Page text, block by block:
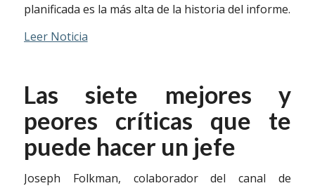
planificada es la más alta de la historia del informe.
Leer Noticia
Las siete mejores y
peores críticas que te
puede hacer un jefe
Joseph Folkman, colaborador del canal de